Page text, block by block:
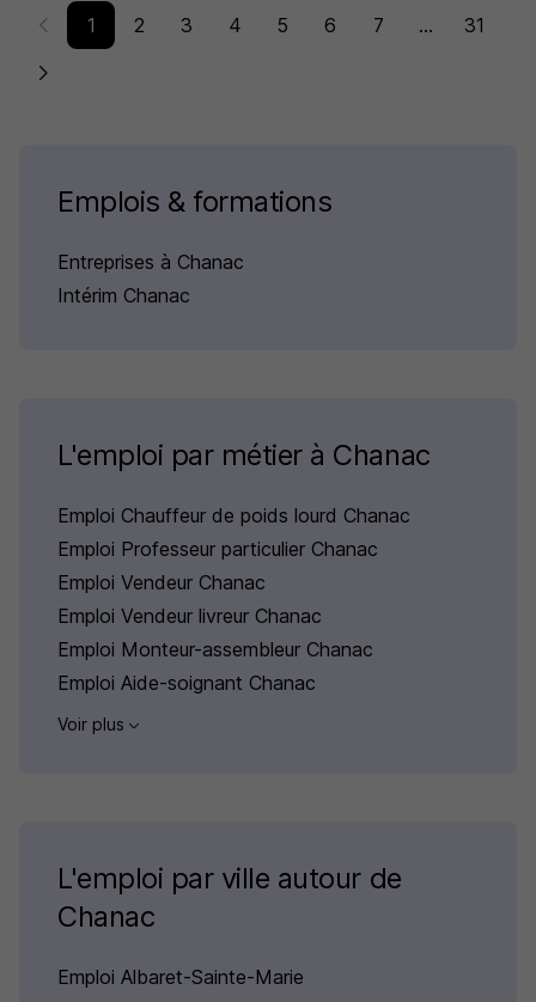
1 2 3 4 5 6 7 ... 31
Emplois & formations
Entreprises à Chanac
Intérim Chanac
L'emploi par métier à Chanac
Emploi Chauffeur de poids lourd Chanac
Emploi Professeur particulier Chanac
Emploi Vendeur Chanac
Emploi Vendeur livreur Chanac
Emploi Monteur-assembleur Chanac
Emploi Aide-soignant Chanac
Voir plus
L'emploi par ville autour de
Chanac
Emploi Albaret-Sainte-Marie